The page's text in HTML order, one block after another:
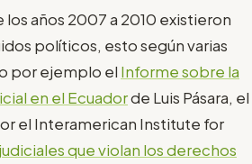
los años 2007 a 2010 existieron
políticos, esto según varias
por ejemplo el Informe sobre la
en el Ecuadorde Luis Pásara, el
el Interamerican Institute for
que violan los derechos